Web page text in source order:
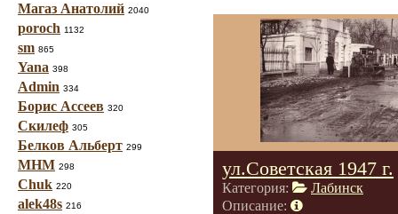
Магаз Анатолий 2040
poroch 1132
sm 865
Yana 398
Admin 334
Борис Ассеев 320
Скилеф 305
Белков Альберт 299
МНМ 298
Chuk 220
alek48s 216
ул.Советская 1947 г.
Категория:
Лабинск
Описание: